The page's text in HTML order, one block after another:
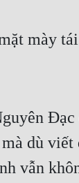
mày
Đạc
dù viết
vẫn